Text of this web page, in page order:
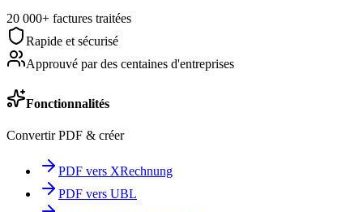
20 000+ factures traitées
Rapide et sécurisé
Approuvé par des centaines d'entreprises
Fonctionnalités
Convertir PDF & créer
PDF vers XRechnung
PDF vers UBL